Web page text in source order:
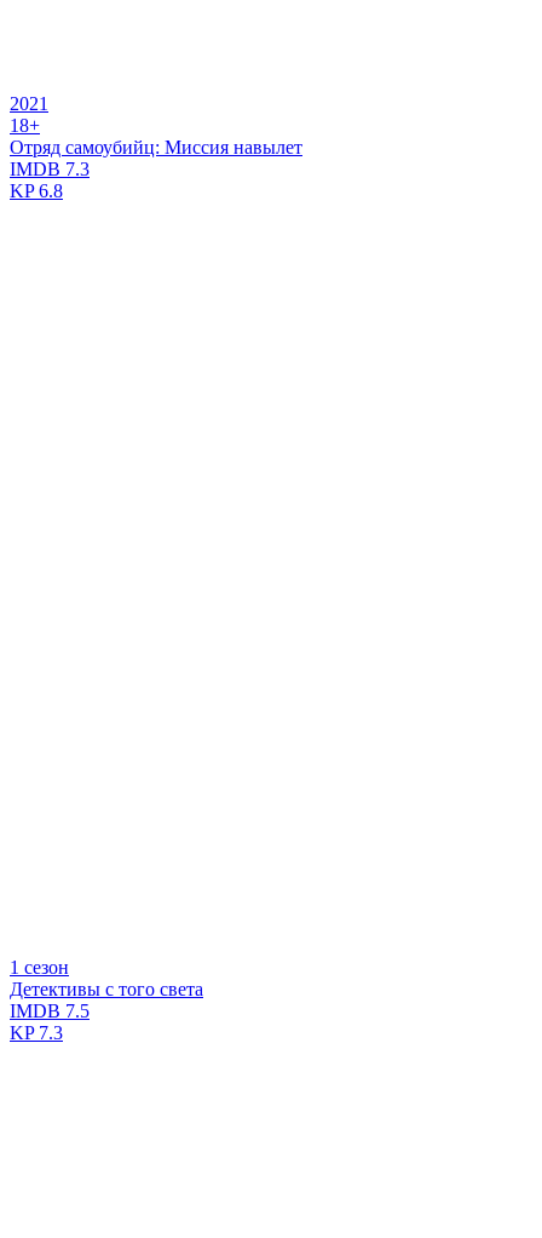
2021
18+
Отряд самоубийц: Миссия навылет
IMDB 7.3
KP6.8
1 сезон
Детективы с того света
IMDB 7.5
KP7.3